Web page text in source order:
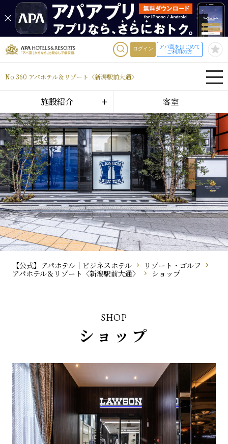
ログイン
アパ直をはじめて
ご利用の方
No.360 アパホテル＆リゾート〈新潟駅前大通〉
施設紹介 客室
【公式】アパホテル｜ビジネスホテル
リゾート・ゴルフ
アパホテル＆リゾート〈新潟駅前大通〉
ショップ
SHOP
ショップ